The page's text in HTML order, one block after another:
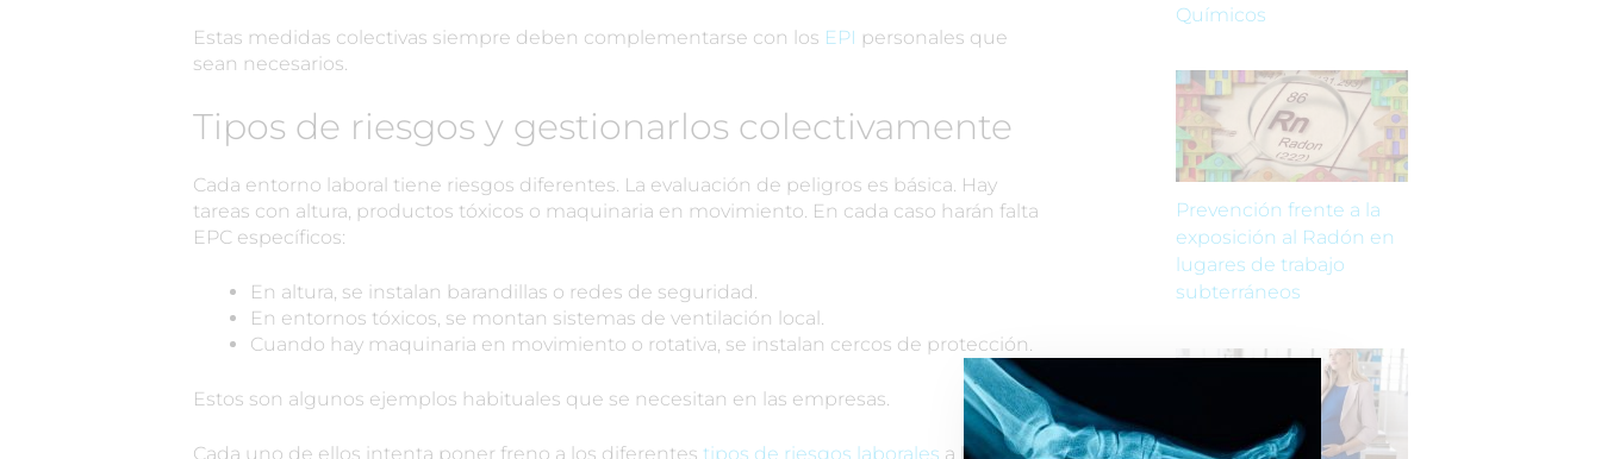
Estas medidas colectivas siempre deben complementarse con los EPI personales que
sean necesarios.
Tipos de riesgos y gestionarlos colectivamente
Cada entorno laboral tiene riesgos diferentes. La evaluación de peligros es básica. Hay
tareas con altura, productos tóxicos o maquinaria en movimiento. En cada caso harán falta
EPC específicos:
En altura, se instalan barandillas o redes de seguridad.
En entornos tóxicos, se montan sistemas de ventilación local.
Cuando hay maquinaria en movimiento o rotativa, se instalan cercos de protección.
Estos son algunos ejemplos habituales que se necesitan en las empresas.
Cada uno de ellos intenta poner freno a los diferentes tipos de riesgos laborales a los que
Químicos
Prevención frente a la
exposición al Radón en
lugares de trabajo
subterráneos